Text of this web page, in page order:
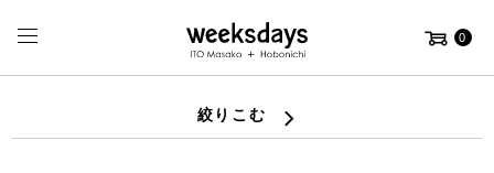
0
絞りこむ